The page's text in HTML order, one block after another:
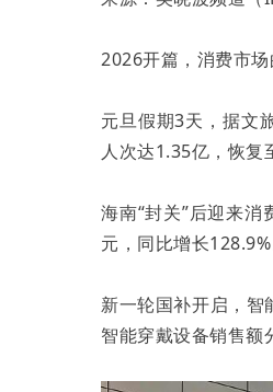
2026开篇，消费市场
元旦假期3天，据文
人次达1.35亿，恢复
海南“封关”后迎来
元，同比增长128.9%
新一轮国补开启，智
智能穿戴设备销售额